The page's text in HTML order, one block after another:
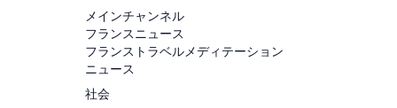
メインチャンネル
フランスニュース
フランストラベルメディテーション
ニュース
社会